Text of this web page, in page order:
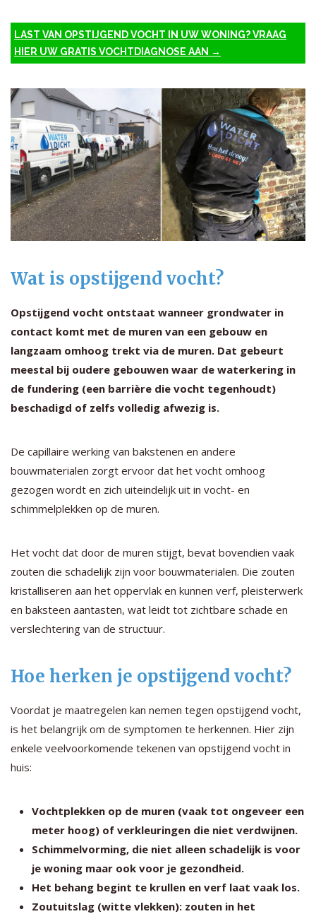
LAST VAN OPSTIJGEND VOCHT IN UW WONING? VRAAG
HIER UW GRATIS VOCHTDIAGNOSE AAN →
Wat is opstijgend vocht?
Opstijgend vocht ontstaat wanneer grondwater in
contact komt met de muren van een gebouw en
langzaam omhoog trekt via de muren. Dat gebeurt
meestal bij oudere gebouwen waar de waterkering in
de fundering (een barrière die vocht tegenhoudt)
beschadigd of zelfs volledig afwezig is.
De capillaire werking van bakstenen en andere
bouwmaterialen zorgt ervoor dat het vocht omhoog
gezogen wordt en zich uiteindelijk uit in vocht- en
schimmelplekken op de muren.
Het vocht dat door de muren stijgt, bevat bovendien vaak
zouten die schadelijk zijn voor bouwmaterialen. Die zouten
kristalliseren aan het oppervlak en kunnen verf, pleisterwerk
en baksteen aantasten, wat leidt tot zichtbare schade en
verslechtering van de structuur.
Hoe herken je opstijgend vocht?
Voordat je maatregelen kan nemen tegen opstijgend vocht,
is het belangrijk om de symptomen te herkennen. Hier zijn
enkele veelvoorkomende tekenen van opstijgend vocht in
huis:
Vochtplekken op de muren (vaak tot ongeveer een
meter hoog) of verkleuringen die niet verdwijnen.
Schimmelvorming, die niet alleen schadelijk is voor
je woning maar ook voor je gezondheid.
Het behang begint te krullen en verf laat vaak los.
Zoutuitslag (witte vlekken): zouten in het